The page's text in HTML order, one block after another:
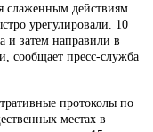
слаженным действиям
урегулировали. 10
и затем направили в
сообщает пресс-служба
протоколы по
местах в